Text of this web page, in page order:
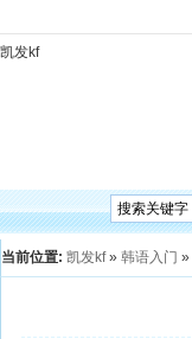
凯发kf
当前位置: 凯发kf» 韩语入门 »